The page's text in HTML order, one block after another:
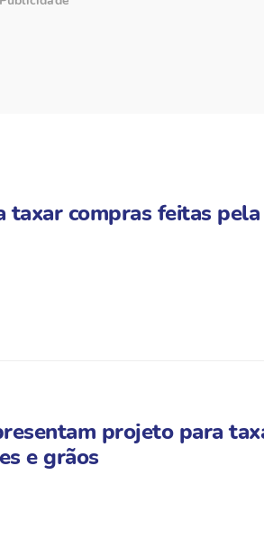
taxar compras feitas
projeto para
e grãos